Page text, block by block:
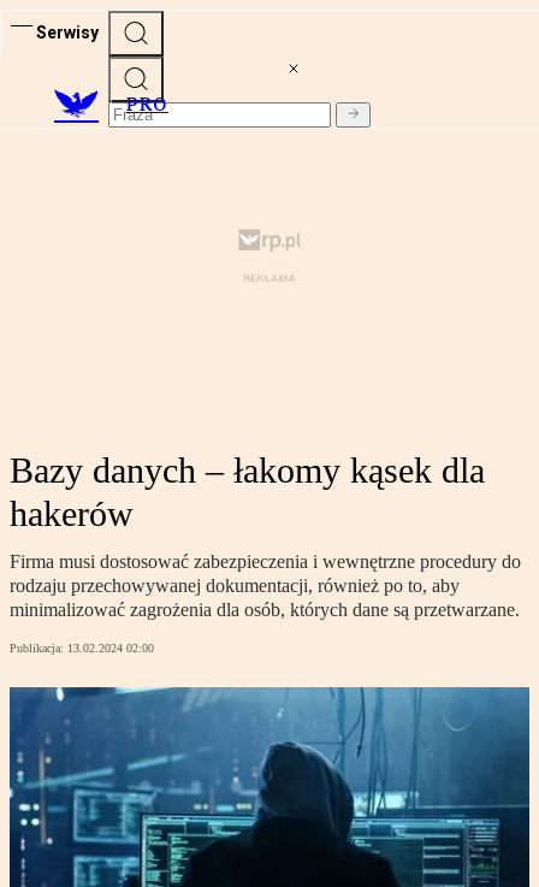
Serwisy
PRO
Bazy danych – łakomy kąsek dla
hakerów
Firma musi dostosować zabezpieczenia i wewnętrzne procedury do
rodzaju przechowywanej dokumentacji, również po to, aby
minimalizować zagrożenia dla osób, których dane są przetwarzane.
Publikacja: 13.02.2024 02:00